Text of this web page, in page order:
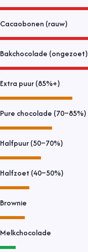
Cacaobonen (rauw)
Bakchocolade (ongezoet)
Extra puur (85%+)
Pure chocolade (70–85%)
Halfpuur (50–70%)
Halfzoet (40–50%)
Brownie
Melkchocolade